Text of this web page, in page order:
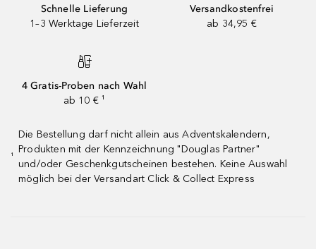
Schnelle Lieferung
1–3 Werktage Lieferzeit
Versandkostenfrei
ab 34,95 €
4 Gratis-Proben nach Wahl
ab 10 € ¹
¹
Die Bestellung darf nicht allein aus Adventskalendern,
Produkten mit der Kennzeichnung "Douglas Partner"
und/oder Geschenkgutscheinen bestehen. Keine Auswahl
möglich bei der Versandart Click & Collect Express